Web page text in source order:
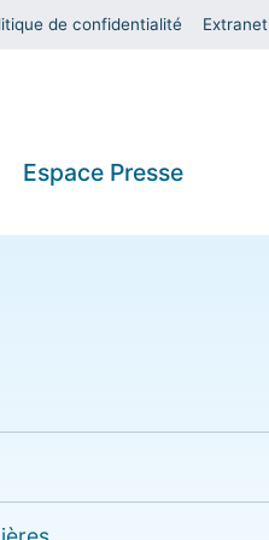
de confidentialité Extranet
Espace Presse